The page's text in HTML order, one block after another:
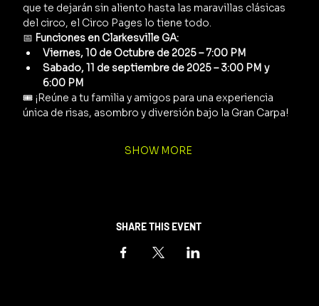
que te dejarán sin aliento hasta las maravillas clásicas
del circo, el Circo Pages lo tiene todo.
📅 Funciones en Clarkesville GA:
Viernes, 10 de Octubre de 2025 – 7:00 PM
Sabado, 11 de septiembre de 2025 – 3:00 PM y
6:00 PM
🎟️ ¡Reúne a tu familia y amigos para una experiencia
única de risas, asombro y diversión bajo la Gran Carpa!
SHOW MORE
SHARE THIS EVENT